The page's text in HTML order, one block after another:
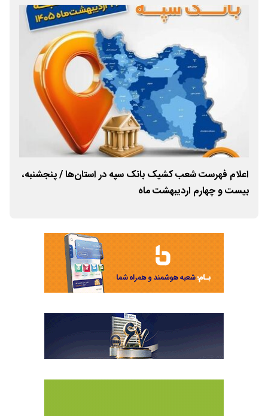
اعلام فهرست شعب کشیک بانک سپه در استان‌ها / پنجشنبه،
بیست و چهارم اردیبهشت ماه